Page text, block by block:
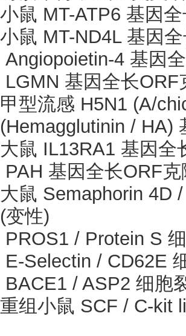
小鼠 MT-ATP6 基因
小鼠 MT-ND4L 基因
Angiopoietin-4 基因
LGMN 基因全长ORF
甲型流感 H5N1 (A/
(Hemagglutinin / HA)
大鼠 IL13RA1 基因全
PAH 基因全长ORF
大鼠 Semaphorin 4D
(变性)
PROS1 / Protein S
E-Selectin / CD62E
BACE1 / ASP2 细胞
重组小鼠 SCF / C-kit